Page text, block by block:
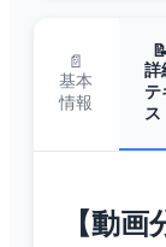
📄
基本
情報
詳
テ
ス
【動画